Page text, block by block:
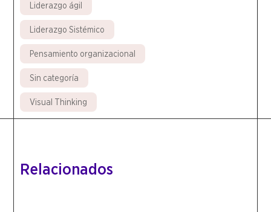
Liderazgo ágil
Liderazgo Sistémico
Pensamiento organizacional
Sin categoría
Visual Thinking
Relacionados